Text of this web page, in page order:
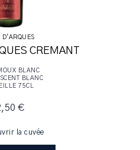
D'ARQUES
CREMANT
BLANC
BLANC
75CL
€
la cuvée